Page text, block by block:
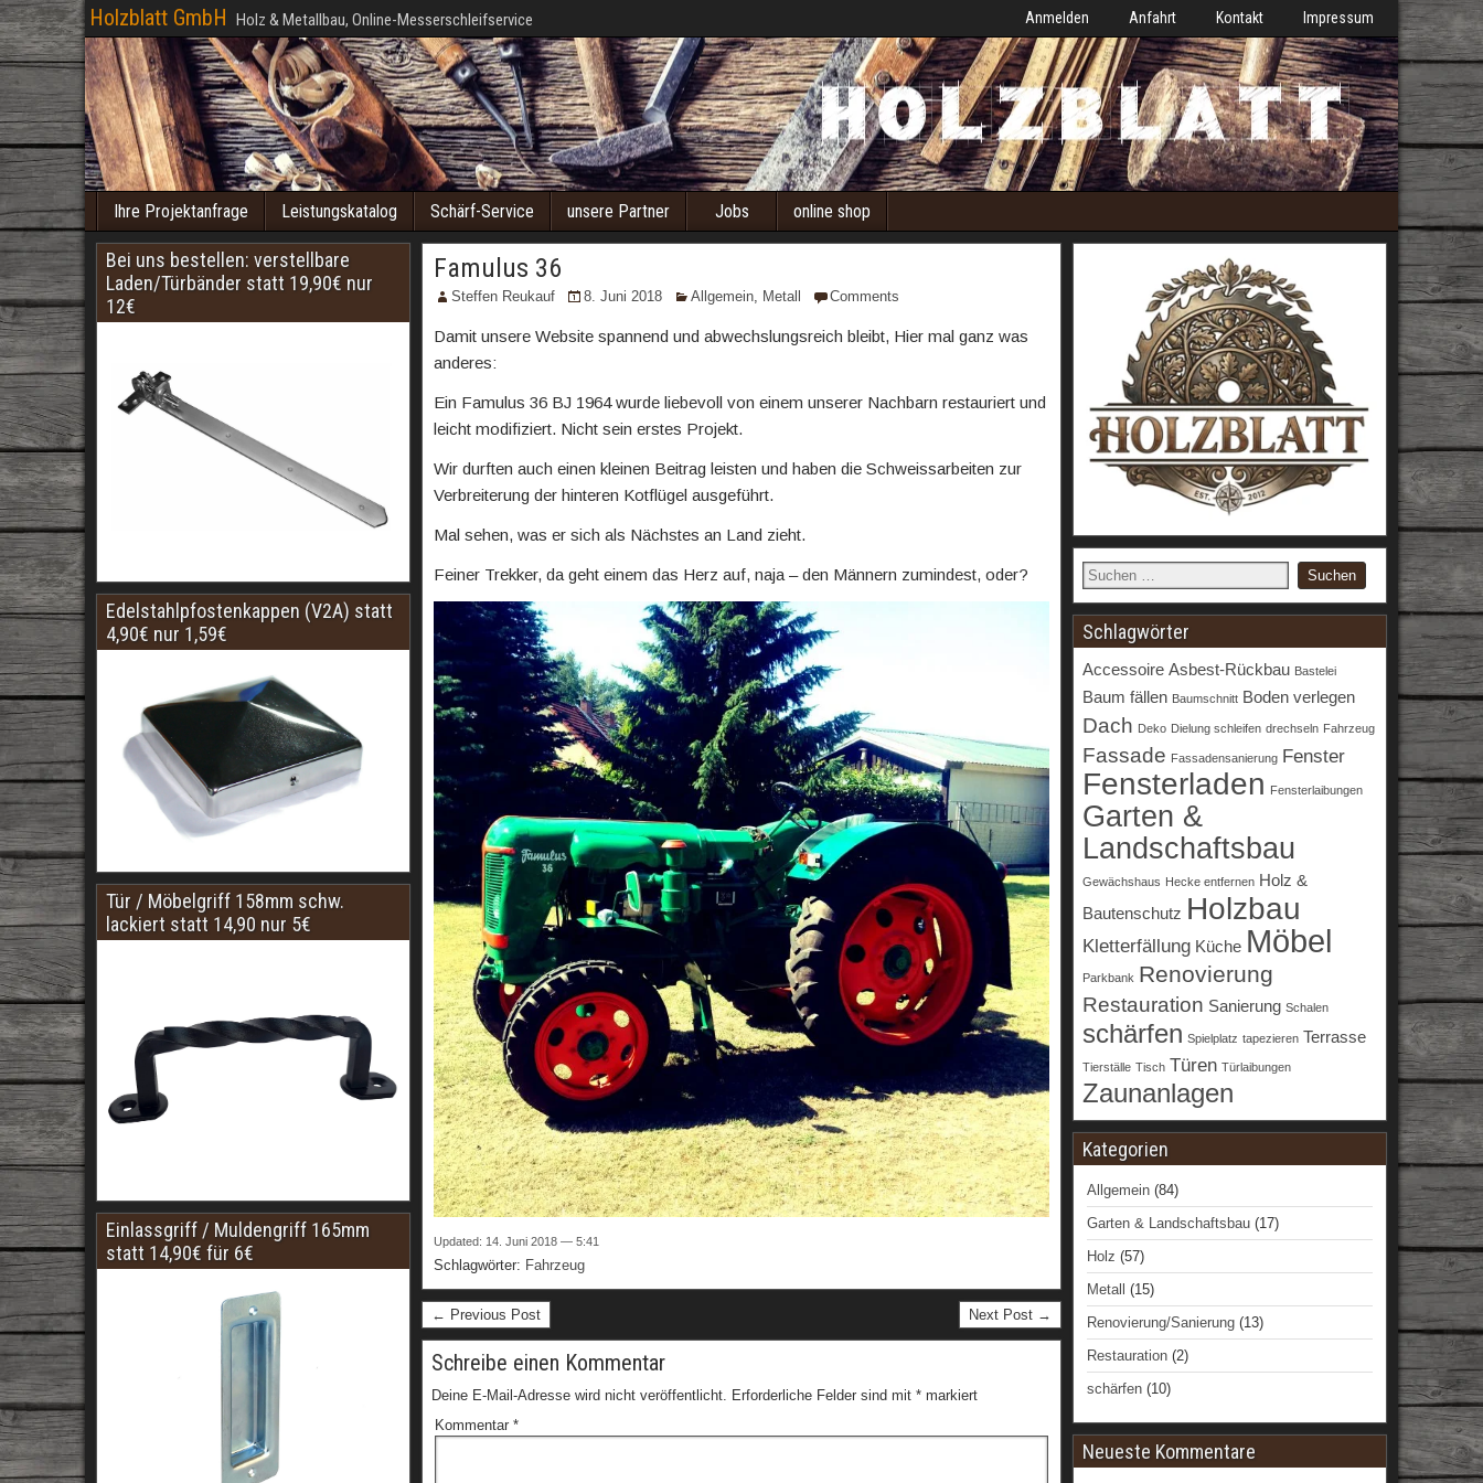
Holzblatt GmbH Holz & Metallbau, Online-Messerschleifservice Anmelden Anfahrt Kontakt Impressum
Ihre Projektanfrage Leistungskatalog Schärf-Service unsere Partner Jobs online shop
Famulus 36
Steffen Reukauf 8. Juni 2018 Allgemein, Metall Comments
Damit unsere Website spannend und abwechslungsreich bleibt, Hier mal ganz was
anderes:
Ein Famulus 36 BJ 1964 wurde liebevoll von einem unserer Nachbarn restauriert und
leicht modifiziert. Nicht sein erstes Projekt.
Wir durften auch einen kleinen Beitrag leisten und haben die Schweissarbeiten zur
Verbreiterung der hinteren Kotflügel ausgeführt.
Mal sehen, was er sich als Nächstes an Land zieht.
Feiner Trekker, da geht einem das Herz auf, naja – den Männern zumindest, oder?
Updated: 14. Juni 2018 — 5:41
Schlagwörter: Fahrzeug
← Previous Post Next Post →
Schreibe einen Kommentar
Deine E-Mail-Adresse wird nicht veröffentlicht. Erforderliche Felder sind mit * markiert
Kommentar *
Bei uns bestellen: verstellbare
Laden/Türbänder statt 19,90€ nur
12€
Edelstahlpfostenkappen (V2A) statt
4,90€ nur 1,59€
Tür / Möbelgriff 158mm schw.
lackiert statt 14,90 nur 5€
Einlassgriff / Muldengriff 165mm
statt 14,90€ für 6€
Schlagwörter
Accessoire Asbest-Rückbau Bastelei
Baum fällen Baumschnitt Boden verlegen
Dach Deko Dielung schleifen drechseln Fahrzeug
Fassade Fassadensanierung Fenster
Fensterladen Fensterlaibungen
Garten &
Landschaftsbau
Gewächshaus Hecke entfernen Holz &
Bautenschutz Holzbau
Kletterfällung Küche Möbel
Parkbank Renovierung
Restauration Sanierung Schalen
schärfen Spielplatz tapezieren Terrasse
Tierställe Tisch Türen Türlaibungen
Zaunanlagen
Kategorien
Allgemein (84)
Garten & Landschaftsbau (17)
Holz (57)
Metall
(15)
Renovierung/Sanierung (13)
Restauration (2)
schärfen (10)
Neueste Kommentare